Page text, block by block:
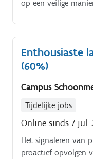
op een veilige
Enthousiaste
(60%)
Campus
Tijdelijke jobs
Online sinds 7 jul.
Het signaleren van
proactief opvolgen